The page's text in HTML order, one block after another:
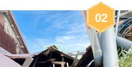
02